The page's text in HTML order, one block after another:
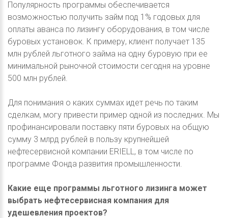
Популярность программы обеспечивается
возможностью получить займ под 1% годовых для
оплаты аванса по лизингу оборудования, в том числе
буровых установок. К примеру, клиент получает 135
млн рублей льготного займа на одну буровую при ее
минимальной рыночной стоимости сегодня на уровне
500 млн рублей.
Для понимания о каких суммах идет речь по таким
сделкам, могу привести пример одной из последних. Мы
профинансировали поставку пяти буровых на общую
сумму 3 млрд рублей в пользу крупнейшей
нефтесервисной компании ERIELL, в том числе по
программе Фонда развития промышленности.
Какие еще программы льготного лизинга может
выбрать нефтесервисная компания для
удешевления проектов?